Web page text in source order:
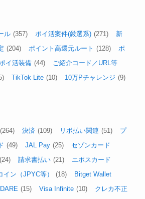
ル (357) ポイ活案件(厳選系) (271)
新
(204) ポイント高還元ルート (128)
ポ
ポイ活装備 (44)
ご紹介コード／URL等
TikTok Lite (10) 10万Pチャレンジ (9)
(264) 決済 (109) リボ払い関連 (51)
プ
(49) JAL Pay (25)
セゾンカード
(24) 請求書払い (21)
エポスカード
イン（JPYC等） (18)
Bitget Wallet
IDARE (15) Visa Infinite (10)
クレカ不正